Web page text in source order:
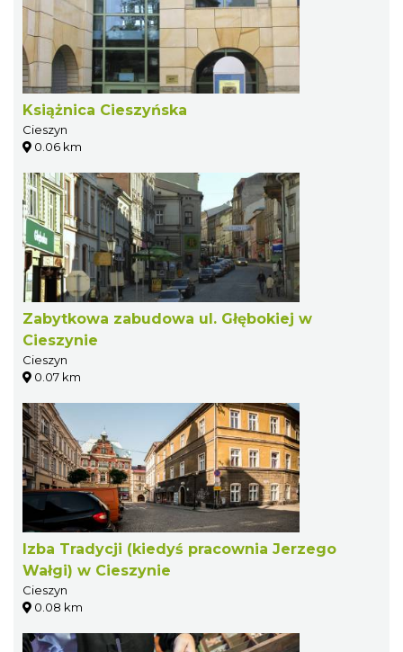
Książnica Cieszyńska
Cieszyn
0.06 km
Zabytkowa zabudowa ul. Głębokiej w
Cieszynie
Cieszyn
0.07 km
Izba Tradycji (kiedyś pracownia Jerzego
Wałgi) w Cieszynie
Cieszyn
0.08 km